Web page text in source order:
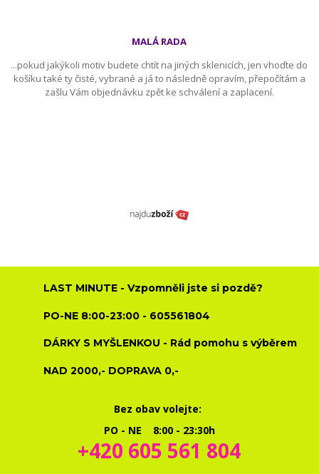
MALÁ RADA
...pokud jakýkoli motiv budete chtít na jiných sklenicích, jen vhoďte do
košíku také ty čisté, vybrané a já to následně opravím, přepočítám a
zašlu Vám objednávku zpět ke schválení a zaplacení.
LAST MINUTE - Vzpomněli jste si pozdě?
PO-NE 8:00-23:00 - 605561804
DÁRKY S MYŠLENKOU - Rád pomohu s výběrem
NAD 2000,- DOPRAVA 0,-
Bez obav volejte:
PO - NE 8:00 - 23:30h
+420 605 561 804